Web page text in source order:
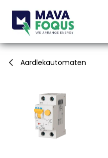
Aardlekautomaten